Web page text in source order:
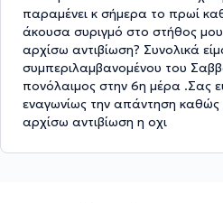
παραμένει κ σήμερα το πρωί
άκουσα συριγμό στο στήθος
αρχίσω αντιβίωση? Συνολικά
συμπεριλαμβανομένου του
πονόλαιμος στην 6η μέρα .Σας
εναγωνίως την απάντηση
αρχίσω αντιβίωση η οχι